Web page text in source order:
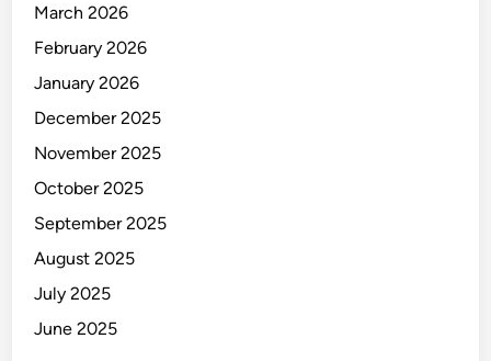
T
a
j
m
d
i
N
March 2026
February 2026
January 2026
December 2025
November 2025
October 2025
September 2025
August 2025
July 2025
June 2025